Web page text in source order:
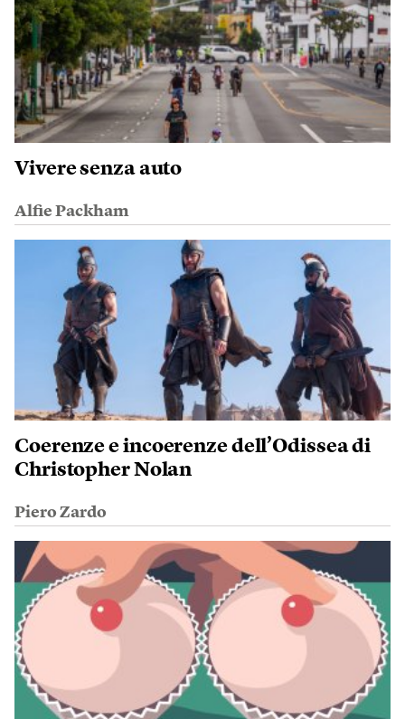
Vivere senza auto
Alfie Packham
Coerenze e incoerenze dell’Odissea di
Christopher Nolan
Piero Zardo